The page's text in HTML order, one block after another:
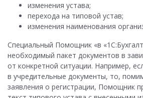
изменения устава;
перехода на типовой устав;
изменения наименования
Специальный Помощник «в
необходимый пакет документов в
от конкретной ситуации. Например,
в учредительные документы, то,
заявления о регистрации, Помощник